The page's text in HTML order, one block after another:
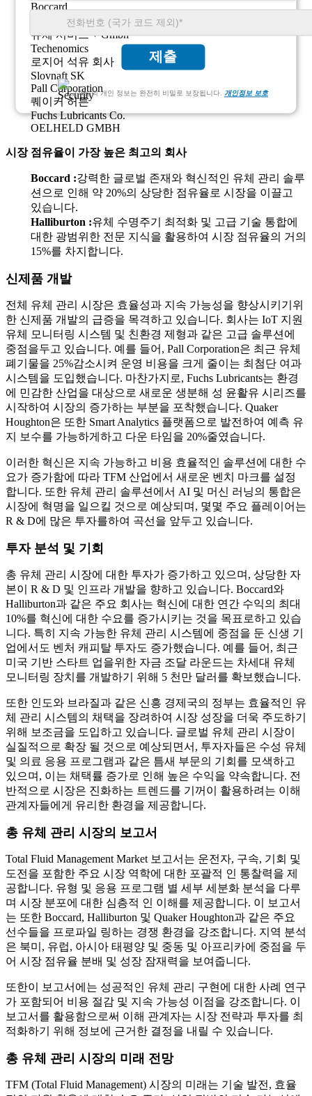
제출
고객님의 개인 정보는 완전히 비밀로 보장됩니다. 개인정보 보호
Boccard
할리 버튼
유체 서비스 + Gmbh
Techenomics
로지어 석유 회사
Slovnaft SK
Pall Corporation
퀘이커 허튼
Fuchs Lubricants Co.
OELHELD GMBH
시장 점유율이 가장 높은 최고의 회사
Boccard :강력한 글로벌 존재와 혁신적인 유체 관리 솔루
션으로 인해 약 20%의 상당한 점유율로 시장을 이끌고
있습니다.
Halliburton :유체 수명주기 최적화 및 고급 기술 통합에
대한 광범위한 전문 지식을 활용하여 시장 점유율의 거의
15%를 차지합니다.
신제품 개발
전체 유체 관리 시장은 효율성과 지속 가능성을 향상시키기위
한 신제품 개발의 급증을 목격하고 있습니다. 회사는 IoT 지원
유체 모니터링 시스템 및 친환경 제형과 같은 고급 솔루션에
중점을두고 있습니다. 예를 들어, Pall Corporation은 최근 유체
폐기물을 25%감소시켜 운영 비용을 크게 줄이는 최첨단 여과
시스템을 도입했습니다. 마찬가지로, Fuchs Lubricants는 환경
에 민감한 산업을 대상으로 새로운 생분해 성 윤활유 시리즈를
시작하여 시장의 증가하는 부분을 포착했습니다. Quaker
Houghton은 또한 Smart Analytics 플랫폼으로 발전하여 예측 유
지 보수를 가능하게하고 다운 타임을 20%줄였습니다.
이러한 혁신은 지속 가능하고 비용 효율적인 솔루션에 대한 수
요가 증가함에 따라 TFM 산업에서 새로운 벤치 마크를 설정
합니다. 또한 유체 관리 솔루션에서 AI 및 머신 러닝의 통합은
시장에 혁명을 일으킬 것으로 예상되며, 몇몇 주요 플레이어는
R & D에 많은 투자를하여 곡선을 앞두고 있습니다.
투자 분석 및 기회
총 유체 관리 시장에 대한 투자가 증가하고 있으며, 상당한 자
본이 R & D 및 인프라 개발을 향하고 있습니다. Boccard와
Halliburton과 같은 주요 회사는 혁신에 대한 연간 수익의 최대
10%를 혁신에 대한 수요를 증가시키는 것을 목표로하고 있습
니다. 특히 지속 가능한 유체 관리 시스템에 중점을 둔 신생 기
업에서도 벤처 캐피탈 투자도 증가했습니다. 예를 들어, 최근
미국 기반 스타트 업을위한 자금 조달 라운드는 차세대 유체
모니터링 장치를 개발하기 위해 5 천만 달러를 확보했습니다.
또한 인도와 브라질과 같은 신흥 경제국의 정부는 효율적인 유
체 관리 시스템의 채택을 장려하여 시장 성장을 더욱 주도하기
위해 보조금을 도입하고 있습니다. 글로벌 유체 관리 시장이
실질적으로 확장 될 것으로 예상되면서, 투자자들은 수성 유체
및 의료 응용 프로그램과 같은 틈새 부문의 기회를 모색하고
있으며, 이는 채택률 증가로 인해 높은 수익을 약속합니다. 전
반적으로 시장은 진화하는 트렌드를 기꺼이 활용하려는 이해
관계자들에게 유리한 환경을 제공합니다.
총 유체 관리 시장의 보고서
Total Fluid Management Market 보고서는 운전자, 구속, 기회 및
도전을 포함한 주요 시장 역학에 대한 포괄적 인 통찰력을 제
공합니다. 유형 및 응용 프로그램 별 세부 세분화 분석을 다루
며 시장 분포에 대한 심층적 인 이해를 제공합니다. 이 보고서
는 또한 Boccard, Halliburton 및 Quaker Houghton과 같은 주요
선수들을 프로파일 링하는 경쟁 환경을 강조합니다. 지역 분석
은 북미, 유럽, 아시아 태평양 및 중동 및 아프리카에 중점을 두
어 시장 점유율 분배 및 성장 잠재력을 보여줍니다.
또한이 보고서에는 성공적인 유체 관리 구현에 대한 사례 연구
가 포함되어 비용 절감 및 지속 가능성 이점을 강조합니다. 이
보고서를 활용함으로써 이해 관계자는 시장 전략과 투자를 최
적화하기 위해 정보에 근거한 결정을 내릴 수 있습니다.
총 유체 관리 시장의 미래 전망
TFM (Total Fluid Management) 시장의 미래는 기술 발전, 효율